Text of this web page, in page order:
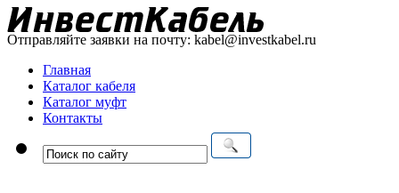
Отправляйте заявки на почту: kabel@investkabel.ru
Главная
Каталог кабеля
Каталог муфт
Контакты